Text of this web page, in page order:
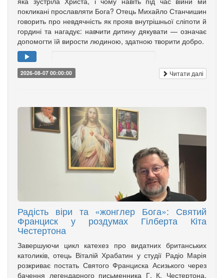
покликані прославляти Бога? Отець Михайло Станчишин
говорить про невдячність як прояв внутрішньої сліпоти й
гордині та нагадує: навчити дитину дякувати — означає
допомогти їй вирости людиною, здатною творити добро.
2026-08-07 00:00:00 Читати далі
Радість віри та «жонглер Бога»: Святий
Франциск у роздумах Гілберта Кіта
Честертона
Завершуючи цикл катехез про видатних британських
католиків, отець Віталій Храбатин у студії Радіо Марія
розкриває постать Святого Франциска Асизького через
бачення легендарного письменника Г. К. Честертона.